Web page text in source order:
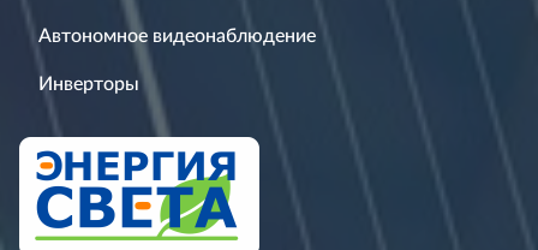
Автономное видеонаблюдение
Инверторы